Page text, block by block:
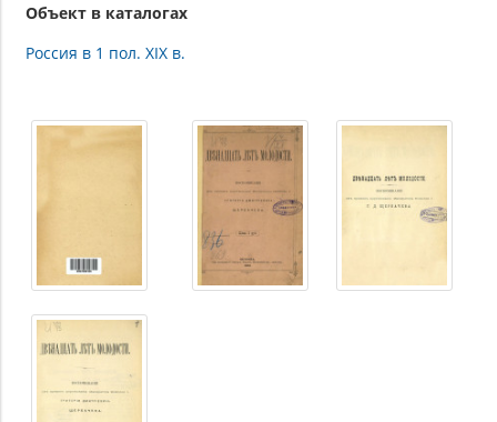
Объект в каталогах
Россия в 1 пол. XIX в.